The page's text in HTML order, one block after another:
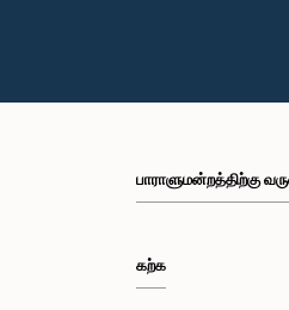
பாராளுமன்றத்திற்கு
கற்க